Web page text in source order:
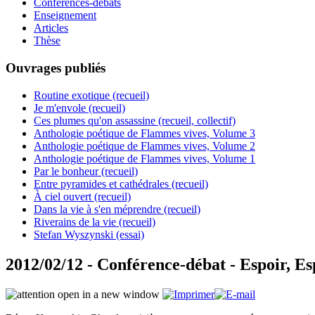
Conférences-débats
Enseignement
Articles
Thèse
Ouvrages publiés
Routine exotique (recueil)
Je m'envole (recueil)
Ces plumes qu'on assassine (recueil, collectif)
Anthologie poétique de Flammes vives, Volume 3
Anthologie poétique de Flammes vives, Volume 2
Anthologie poétique de Flammes vives, Volume 1
Par le bonheur (recueil)
Entre pyramides et cathédrales (recueil)
À ciel ouvert (recueil)
Dans la vie à s'en méprendre (recueil)
Riverains de la vie (recueil)
Stefan Wyszynski (essai)
2012/02/12 - Conférence-débat - Espoir,